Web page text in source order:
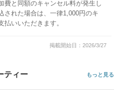
費と同額のキャンセル料が発生し
された場合は、一律1,000円のキ
払いいただきます。
掲載開始日：2026/3/27
ティー もっと見る